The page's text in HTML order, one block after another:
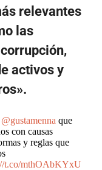
relevantes
las
activos y
@gustamenna que
con causas
y reglas que
t.co/mthOAbKYxU